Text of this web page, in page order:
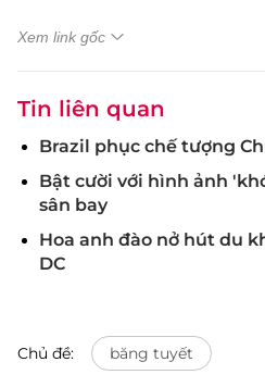
Xem link gốc
Tin liên quan
Brazil phục chế tượng
Bật cười với hình ảnh
sân bay
Hoa anh đào nở hút du
DC
Chủ đề: băng tuyết